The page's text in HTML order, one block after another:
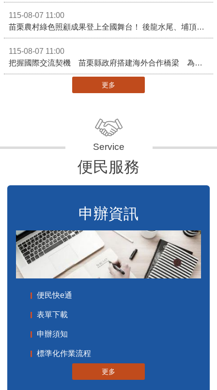
115-08-07 11:00
苗栗農村綠色照顧成果登上全國舞台！ 後龍水尾、埔頂社區前進2026高齡健康產業博覽會
115-08-07 11:00
把握國際交流契機 苗栗縣政府搭建海外合作橋梁 為在地產業爭取更多國際市場機會
更多
便民服務
申辦資訊
便民快e通
表單下載
申辦須知
標準化作業流程
更多